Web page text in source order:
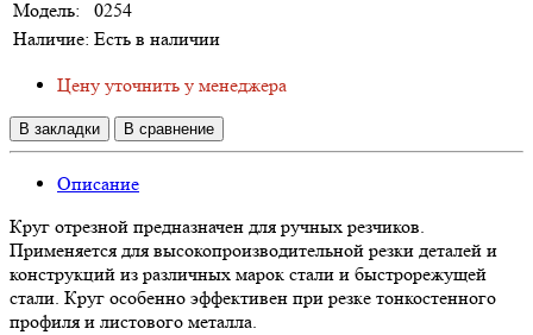
Модель:
0254
Наличие: Есть в наличии
Цену уточнить у менеджера
В закладки В сравнение
Описание
Круг отрезной предназначен для ручных резчиков.
Применяется для высокопроизводительной резки деталей и
конструкций из различных марок стали и быстрорежущей
стали. Круг особенно эффективен при резке тонкостенного
профиля и листового металла.